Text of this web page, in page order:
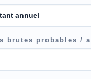
brutes probables /